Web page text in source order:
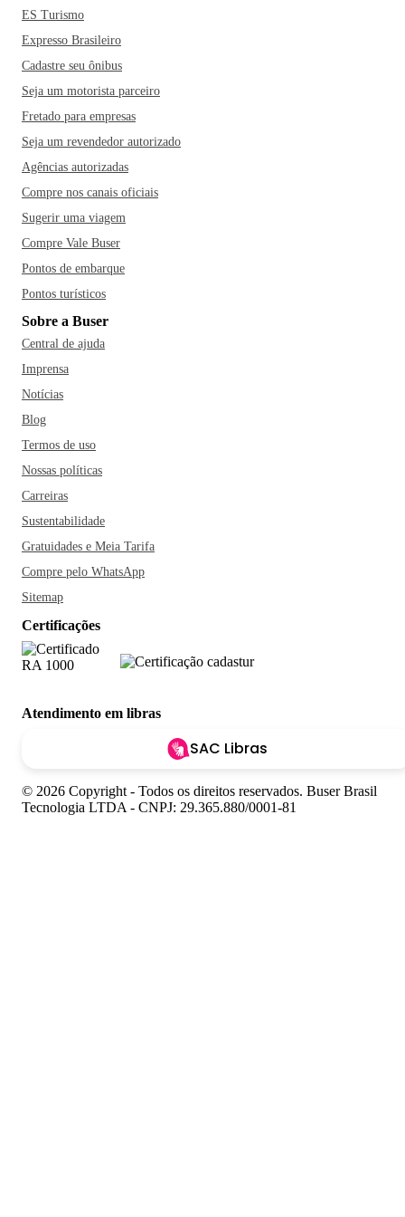
ES Turismo
Expresso Brasileiro
Cadastre seu ônibus
Seja um motorista parceiro
Fretado para empresas
Seja um revendedor autorizado
Agências autorizadas
Compre nos canais oficiais
Sugerir uma viagem
Compre Vale Buser
Pontos de embarque
Pontos turísticos
Sobre a Buser
Central de ajuda
Imprensa
Notícias
Blog
Termos de uso
Nossas políticas
Carreiras
Sustentabilidade
Gratuidades e Meia Tarifa
Compre pelo WhatsApp
Sitemap
Certificações
Atendimento em libras
SAC Libras
© 2026 Copyright - Todos os direitos reservados. Buser Brasil
Tecnologia LTDA - CNPJ: 29.365.880/0001-81